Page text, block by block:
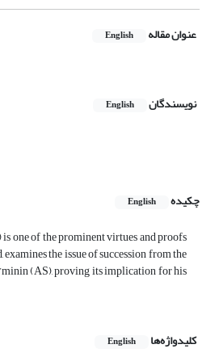
عنوان مقاله English
نویسندگان English
چکیده
English
one of the prominent virtues and proofs
the issue of succession from the
(AS), proving its implication for his
کلیدواژه‌ها English